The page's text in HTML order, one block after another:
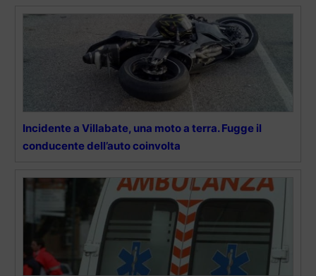
Incidente a Villabate, una moto a terra. Fugge il
conducente dell’auto coinvolta